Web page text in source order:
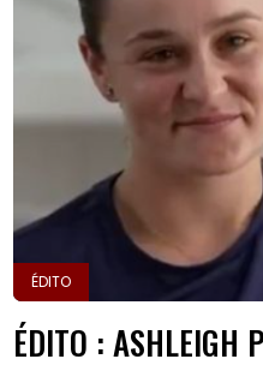
ÉDITO
ÉDITO : ASHLEIGH